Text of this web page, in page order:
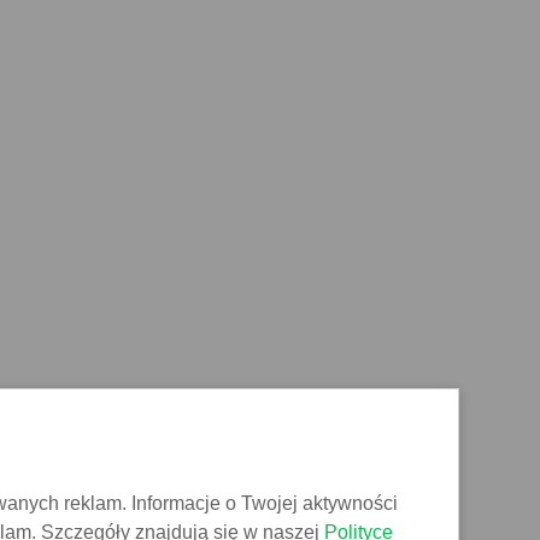
reklam. Informacje o Twojej aktywności
Szczegóły znajdują się w naszej Polityce